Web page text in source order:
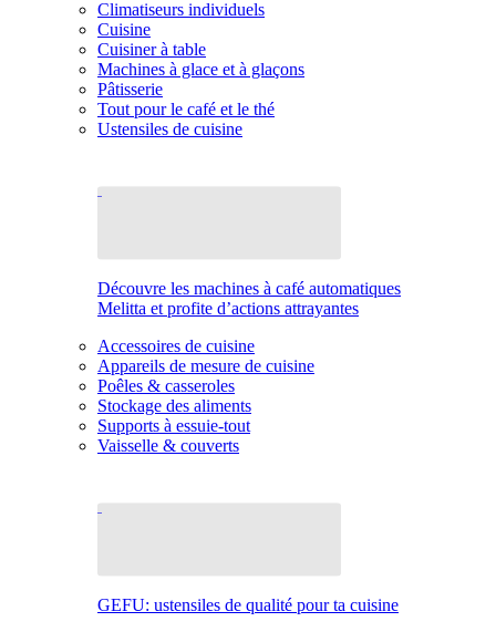
Climatiseurs individuels
Cuisine
Cuisiner à table
Machines à glace et à glaçons
Pâtisserie
Tout pour le café et le thé
Ustensiles de cuisine
Découvre les machines à café automatiques
Melitta et profite d’actions attrayantes
Accessoires de cuisine
Appareils de mesure de cuisine
Poêles & casseroles
Stockage des aliments
Supports à essuie-tout
Vaisselle & couverts
GEFU: ustensiles de qualité pour ta cuisine